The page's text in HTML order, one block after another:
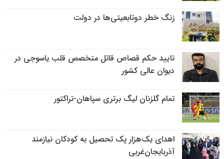
زنگ خطر دوتابعیتی‌ها در دولت
تایید حکم قصاص قاتل متخصص قلب یاسوجی در
دیوان عالی کشور
تمام گلزنان لیگ‌ برتری سپاهان-تراکتور
اهدای یک‌هزار پک تحصیل به کودکان نیازمند
آذربایجان‌غربی